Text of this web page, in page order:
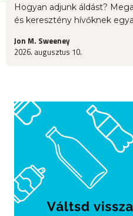
Hogyan adjunk áldást?
és keresztény hívőknek
Jon M. Sweeney
2026. augusztus 10.